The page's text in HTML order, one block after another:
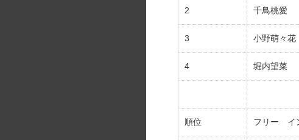
2 千鳥桃愛
3 小野萌々花
4 堀内望菜
順位 フリー イ